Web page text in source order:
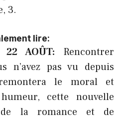
3.
lire:
AOÛT: Rencontrer
n’avez pas vu depuis
le moral et
cette nouvelle
de la romance et de